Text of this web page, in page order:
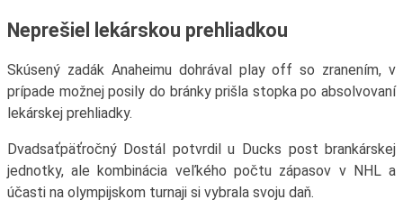
Neprešiel lekárskou prehliadkou
Skúsený zadák Anaheimu dohrával play off so zranením, v
prípade možnej posily do bránky prišla stopka po absolvovaní
lekárskej prehliadky.
Dvadsaťpäťročný Dostál potvrdil u Ducks post brankárskej
jednotky, ale kombinácia veľkého počtu zápasov v NHL a
účasti na olympijskom turnaji si vybrala svoju daň.